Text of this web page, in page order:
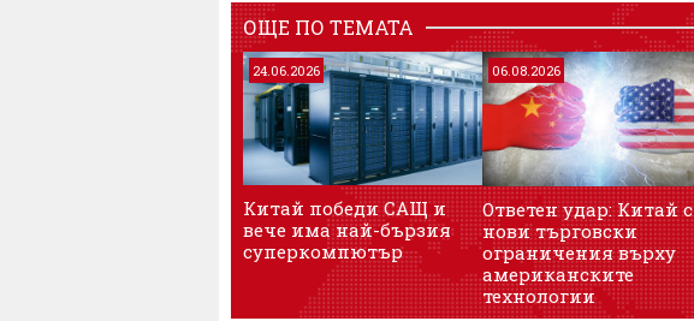
ОЩЕ ПО ТЕМАТА
24.06.2026
Китай победи САЩ и
вече има най-бързия
суперкомпютър
06.08.2026
Ответен удар: Китай с
нови търговски
ограничения върху
американските
технологии